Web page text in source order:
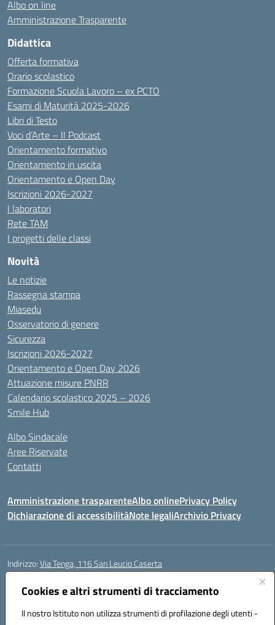
Cookies e altri strumenti di tracciamento
Il nostro Istituto non utilizza strumenti di profilazione degli utenti -
Albo on line
Amministrazione Trasparente
Didattica
Offerta formativa
Orario scolastico
Formazione Scuola Lavoro – ex PCTO
Esami di Maturità 2025-2026
Libri di Testo
Voci d’Arte – Il Podcast
Orientamento formativo
Orientamento in uscita
Orientamento e Open Day
Iscrizioni 2026-2027
I laboratori
Rete TAM
I progetti delle classi
Novità
Le notizie
Rassegna stampa
Miasedu
Osservatorio di genere
Sicurezza
Iscrizioni 2026-2027
Orientamento e Open Day 2026
Attuazione misure PNRR
Calendario scolastico 2025 – 2026
Smile Hub
Albo Sindacale
Aree Riservate
Contatti
Amministrazione trasparenteAlbo onlinePrivacy Policy
Dichiarazione di accessibilitàNote legaliArchivio Privacy
Indirizzo:Via Tenga, 116 San Leucio Caserta
Centralino:
Posta elettronica certificata (PEC):ceis042009@pec.istruzione.it
Codice fiscale: 93098380616